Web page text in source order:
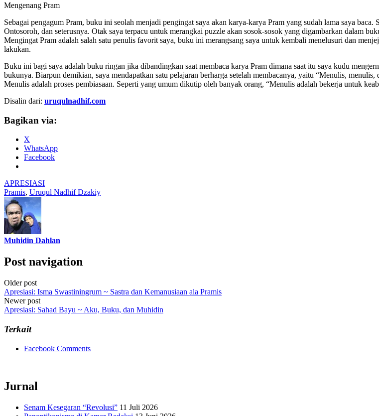
Mengenang Pram
Sebagai pengagum Pram, buku ini seolah menjadi pengingat saya akan karya-karya Pram yang sudah lama saya
Ontosoroh, dan seterusnya. Otak saya terpacu untuk merangkai puzzle akan sosok-sosok yang digambarkan dalam
Mengingat Pram adalah salah satu penulis favorit saya, buku ini merangsang saya untuk kembali menelusuri dan
lakukan.
Buku ini bagi saya adalah buku ringan jika dibandingkan saat membaca karya Pram dimana saat itu saya kudu
bukunya. Biarpun demikian, saya mendapatkan satu pelajaran berharga setelah membacanya, yaitu “Menulis,
Menulis adalah proses pembiasaan. Seperti yang umum dikutip oleh banyak orang, “Menulis adalah bekerja untuk
Disalin dari: uruqulnadhif.com
Bagikan via:
X
WhatsApp
Facebook
APRESIASI
Pramis, Uruqul Nadhif Dzakiy
Muhidin Dahlan
Post navigation
Older post
Apresiasi: Isma Swastiningrum ~ Sastra dan Kemanusiaan ala Pramis
Newer post
Apresiasi: Sahad Bayu ~ Aku, Buku, dan Muhidin
Terkait
Facebook Comments
Jurnal
Senam Kesegaran “Revolusi” 11 Juli 2026